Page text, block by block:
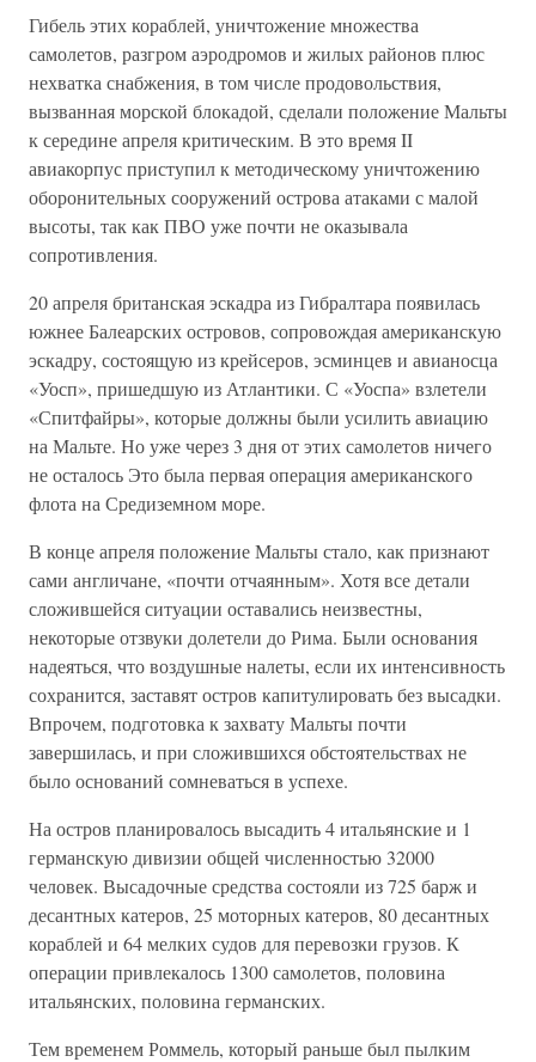
Гибель этих кораблей, уничтожение множества
самолетов, разгром аэродромов и жилых районов плюс
нехватка снабжения, в том числе продовольствия,
вызванная морской блокадой, сделали положение Мальты
к середине апреля критическим. В это время II
авиакорпус приступил к методическому уничтожению
оборонительных сооружений острова атаками с малой
высоты, так как ПВО уже почти не оказывала
сопротивления.
20 апреля британская эскадра из Гибралтара появилась
южнее Балеарских островов, сопровождая американскую
эскадру, состоящую из крейсеров, эсминцев и авианосца
«Уосп», пришедшую из Атлантики. С «Уоспа» взлетели
«Спитфайры», которые должны были усилить авиацию
на Мальте. Но уже через 3 дня от этих самолетов ничего
не осталось Это была первая операция американского
флота на Средиземном море.
В конце апреля положение Мальты стало, как признают
сами англичане, «почти отчаянным». Хотя все детали
сложившейся ситуации оставались неизвестны,
некоторые отзвуки долетели до Рима. Были основания
надеяться, что воздушные налеты, если их интенсивность
сохранится, заставят остров капитулировать без высадки.
Впрочем, подготовка к захвату Мальты почти
завершилась, и при сложившихся обстоятельствах не
было оснований сомневаться в успехе.
На остров планировалось высадить 4 итальянские и 1
германскую дивизии общей численностью 32000
человек. Высадочные средства состояли из 725 барж и
десантных катеров, 25 моторных катеров, 80 десантных
кораблей и 64 мелких судов для перевозки грузов. К
операции привлекалось 1300 самолетов, половина
итальянских, половина германских.
Тем временем Роммель, который раньше был пылким